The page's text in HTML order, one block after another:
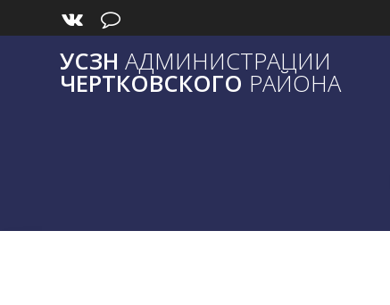
to
УСЗН АДМИНИСТРАЦИИ
ЧЕРТКОВСКОГО РАЙОНА